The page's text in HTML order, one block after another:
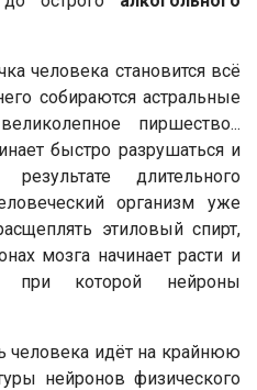
человека становится всё
собираются астральные
пиршество...
быстро разрушаться и
длительного
организм уже
этиловый спирт,
мозга начинает расти и
при которой нейроны
человека идёт на крайнюю
нейронов физического